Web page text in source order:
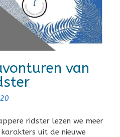
van
ridster lezen we meer
uit de nieuwe